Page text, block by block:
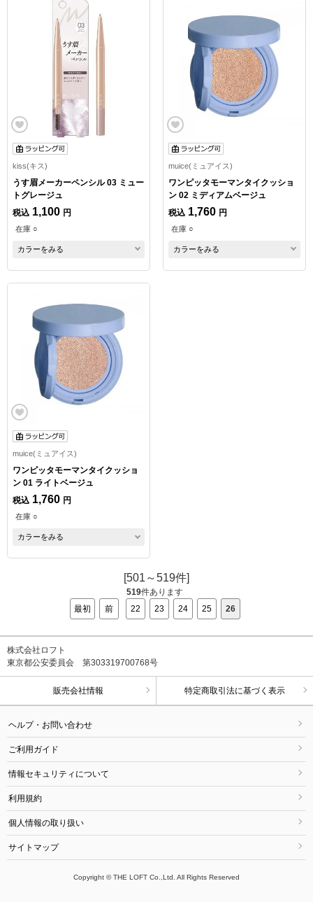
kiss(キス)
うす眉メーカーペンシル 03 ミュー
トグレージュ
税込 1,100 円
在庫 ○
カラーをみる
muice(ミュアイス)
ワンピッタモーマンタイクッショ
ン 02 ミディアムベージュ
税込 1,760 円
在庫 ○
カラーをみる
muice(ミュアイス)
ワンピッタモーマンタイクッショ
ン 01 ライトベージュ
税込 1,760 円
在庫 ○
カラーをみる
[501～519件]
519件あります
最初
前 22 23 24 25 26
株式会社ロフト
東京都公安委員会 第303319700768号
販売会社情報 特定商取引法に基づく表示
ヘルプ・お問い合わせ
ご利用ガイド
情報セキュリティについて
利用規約
個人情報の取り扱い
サイトマップ
Copyright © THE LOFT Co.,Ltd. All Rights Reserved